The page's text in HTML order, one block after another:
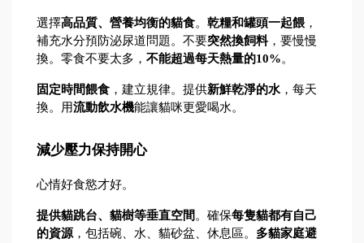
選擇高品質、營養均衡的貓食。 乾糧和罐頭一起餵 ，
補充水分預防泌尿道問題。不要突然換飼料 ，要慢慢
換。零食不要太多， 不能超過每天熱量的10%。
固定時間餵食 ，建立規律。提供新鮮乾淨的水 ，每天
換。用流動飲水機能讓貓咪更愛喝水。
減少壓力保持開心
心情好食慾才好。
提供貓跳台、貓樹等垂直空間 。確保每隻貓都有自己
的資源 ，包括碗、水、貓砂盆、休息區。 多貓家庭避